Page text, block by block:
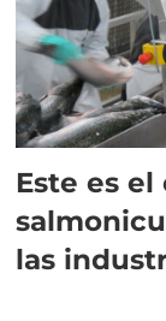
Este es
las